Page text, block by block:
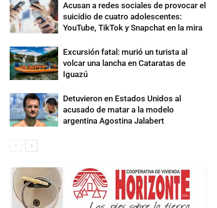
Acusan a redes sociales de provocar el
suicidio de cuatro adolescentes:
YouTube, TikTok y Snapchat en la mira
Excursión fatal: murió un turista al
volcar una lancha en Cataratas de
Iguazú
Detuvieron en Estados Unidos al
acusado de matar a la modelo
argentina Agostina Jalabert